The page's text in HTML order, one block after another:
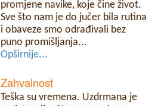
promjene navike, koje čine život.
Sve što nam je do jučer bila rutina
i obaveze smo odrađivali bez
puno promišljanja...
Opširnije...
Zahvalnost
Teška su vremena. Uzdrmana je